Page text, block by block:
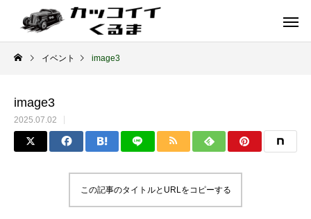
イベント image3
image3
2025.07.02
この記事のタイトルとURLをコピーする